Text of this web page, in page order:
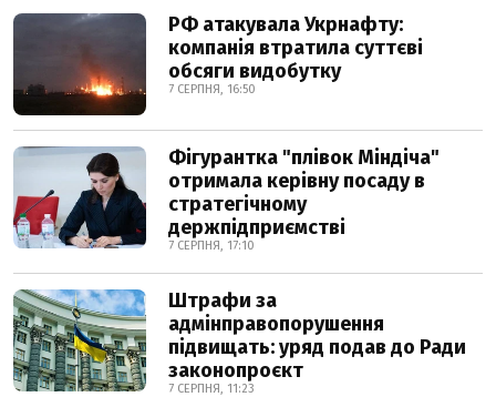
РФ атакувала Укрнафту:
компанія втратила суттєві
обсяги видобутку
7 СЕРПНЯ, 16:50
Фігурантка "плівок Міндіча"
отримала керівну посаду в
стратегічному
держпідприємстві
7 СЕРПНЯ, 17:10
Штрафи за
адмінправопорушення
підвищать: уряд подав до Ради
законопроєкт
7 СЕРПНЯ, 11:23